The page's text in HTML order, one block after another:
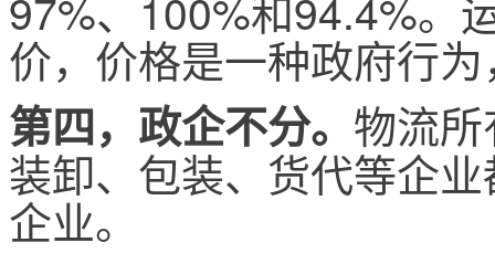
价，价格是一种政府行
第四，政企不分。 物流
装卸、包装、货代等企
企业。